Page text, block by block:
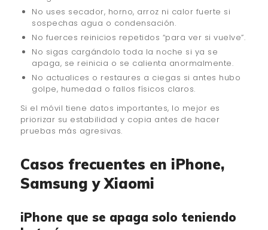
No uses secador, horno, arroz ni calor fuerte si
sospechas agua o condensación.
No fuerces reinicios repetidos “para ver si vuelve”.
No sigas cargándolo toda la noche si ya se
apaga, se reinicia o se calienta anormalmente.
No actualices o restaures a ciegas si antes hubo
golpe, humedad o fallos físicos claros.
Si el móvil tiene datos importantes, lo mejor es
priorizar su estabilidad y copia antes de hacer
pruebas más agresivas.
Casos frecuentes en iPhone,
Samsung y Xiaomi
iPhone que se apaga solo teniendo